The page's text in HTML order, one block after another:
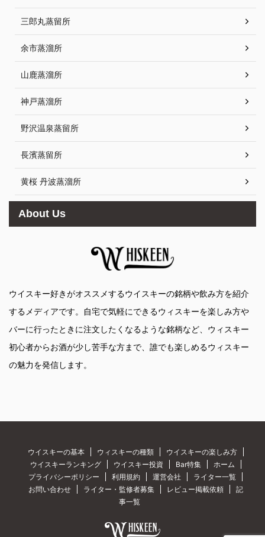
三郎丸蒸留所
余市蒸溜所
山鹿蒸溜所
神戸蒸溜所
野沢温泉蒸留所
長濱蒸留所
黄桜 丹波蒸溜所
About Us
ウイスキー好きがオススメするウイスキーの銘柄や飲み方を紹介
するメディアです。自宅で気軽にできるウィスキーを楽しみ方や
バーに行ったときに注文したくなるような銘柄など、ウィスキー
初心者からお酒が少し苦手な方まで、誰でも楽しめるウィスキー
の魅力を発信します。
ウイスキーの基本 ウィスキーの種類
ウイスキーの楽しみ方
ウイスキーランキング
ウイスキー投資 Bar特集
ホーム
プライバシーポリシー
利用規約 運営会社
ライター一覧
お問い合わせ
ライター・監修者募集 レビュー掲載依頼
記
事一覧